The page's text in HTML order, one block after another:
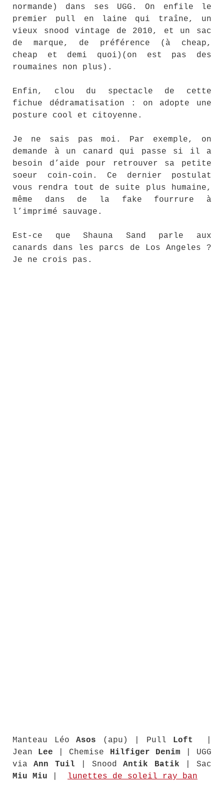
normande) dans ses UGG. On enfile le
premier pull en laine qui traîne, un
vieux snood vintage de 2010, et un sac
de marque, de préférence (à cheap,
cheap et demi quoi)(on est pas des
roumaines non plus).
Enfin, clou du spectacle de cette
fichue dédramatisation : on adopte une
posture cool et citoyenne.
Je ne sais pas moi. Par exemple, on
demande à un canard qui passe si il a
besoin d’aide pour retrouver sa petite
soeur coin-coin. Ce dernier postulat
vous rendra tout de suite plus humaine,
même dans de la fake fourrure à
l’imprimé sauvage.
Est-ce que Shauna Sand parle aux
canards dans les parcs de Los Angeles ?
Je ne crois pas.
Manteau Léo Asos (apu) | Pull Loft
Jean Lee | Chemise Hilfiger Denim | UGG
viaAnn Tuil | SnoodAntik Batik | Sac
Miu Miu
lunettes de soleil ray ban